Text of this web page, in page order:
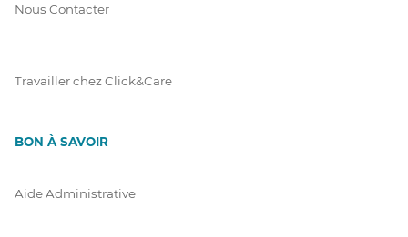
Nous Contacter
Travailler chez Click&Care
BON À SAVOIR
Aide Administrative